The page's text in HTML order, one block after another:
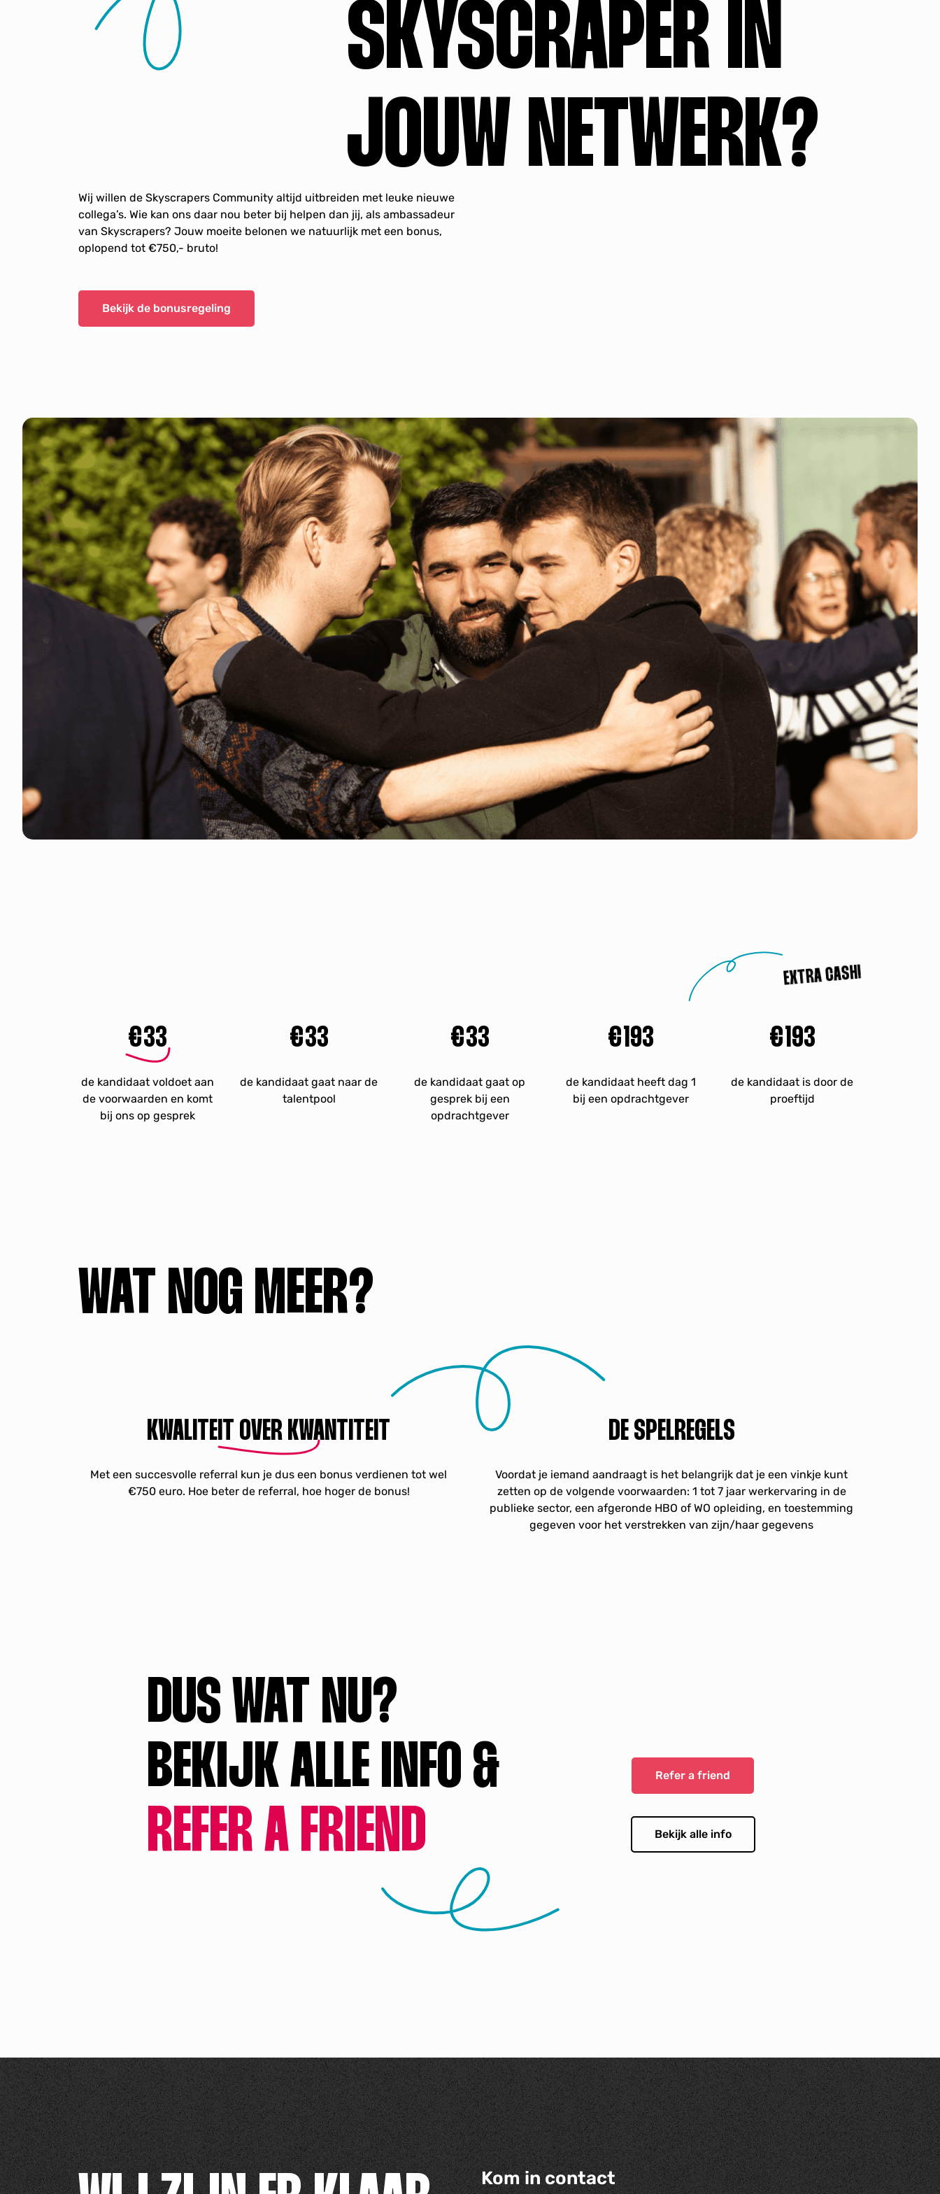
SKYSCRAPER IN
JOUW NETWERK?
Wij willen de Skyscrapers Community altijd uitbreiden met leuke nieuwe
collega’s. Wie kan ons daar nou beter bij helpen dan jij, als ambassadeur
van Skyscrapers? Jouw moeite belonen we natuurlijk met een bonus,
oplopend tot €750,- bruto!
Bekijk de bonusregeling
EXTRA CASH!
50
€
de kandidaat voldoet aan
de voorwaarden en komt
bij ons op gesprek
50
€
de kandidaat gaat naar de
talentpool
50
€
de kandidaat gaat op
gesprek bij een
opdrachtgever
300
€
de kandidaat heeft dag 1
bij een opdrachtgever
300
€
de kandidaat is door de
proeftijd
WAT NOG MEER?
KWALITEIT OVER KWANTITEIT
Met een succesvolle referral kun je dus een bonus verdienen tot wel
€750 euro. Hoe beter de referral, hoe hoger de bonus!
DE SPELREGELS
Voordat je iemand aandraagt is het belangrijk dat je een vinkje kunt
zetten op de volgende voorwaarden: 1 tot 7 jaar werkervaring in de
publieke sector, een afgeronde HBO of WO opleiding, en toestemming
gegeven voor het verstrekken van zijn/haar gegevens
DUS WAT NU?
BEKIJK ALLE INFO &
REFER A FRIEND
Refer a friend
Bekijk alle info
Kom in contact